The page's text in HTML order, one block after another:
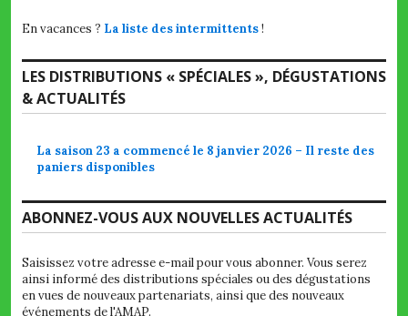
En vacances ? La liste des intermittents!
LES DISTRIBUTIONS « SPÉCIALES », DÉGUSTATIONS
& ACTUALITÉS
La saison 23 a commencé le 8 janvier 2026 – Il reste des
paniers disponibles
ABONNEZ-VOUS AUX NOUVELLES ACTUALITÉS
Saisissez votre adresse e-mail pour vous abonner. Vous serez
ainsi informé des distributions spéciales ou des dégustations
en vues de nouveaux partenariats, ainsi que des nouveaux
événements de l'AMAP.